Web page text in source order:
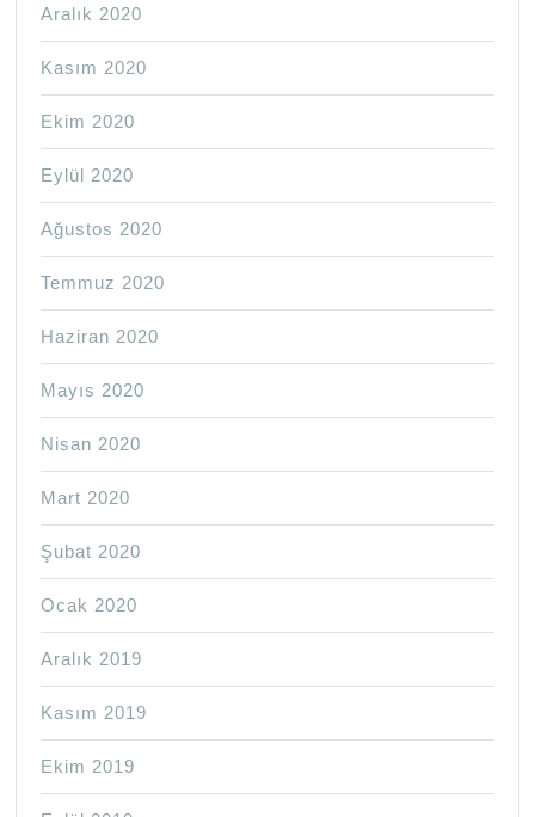
Aralık 2020
Kasım 2020
Ekim 2020
Eylül 2020
Ağustos 2020
Temmuz 2020
Haziran 2020
Mayıs 2020
Nisan 2020
Mart 2020
Şubat 2020
Ocak 2020
Aralık 2019
Kasım 2019
Ekim 2019